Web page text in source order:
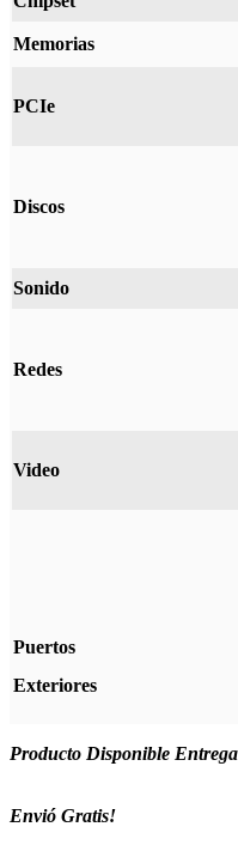
Memorias
PCIe
Discos
Sonido
Redes
Video
Puertos
Exteriores
Producto Disponible
Envió Gratis!